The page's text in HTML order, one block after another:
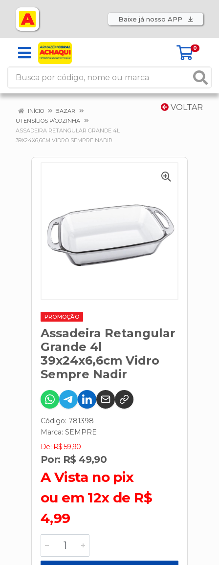
Baixe já nosso APP
0
VOLTAR
INÍCIO
BAZAR
UTENSÍLIOS P/COZINHA
ASSADEIRA RETANGULAR GRANDE 4L
39X24X6,6CM VIDRO SEMPRE NADIR
PROMOÇÃO
Assadeira Retangular
Grande 4l
39x24x6,6cm Vidro
Sempre Nadir
Código: 781398
Marca: SEMPRE
De: R$ 59,90
Por: R$ 49,90
A Vista no pix
ou em 12x de R$
4,99